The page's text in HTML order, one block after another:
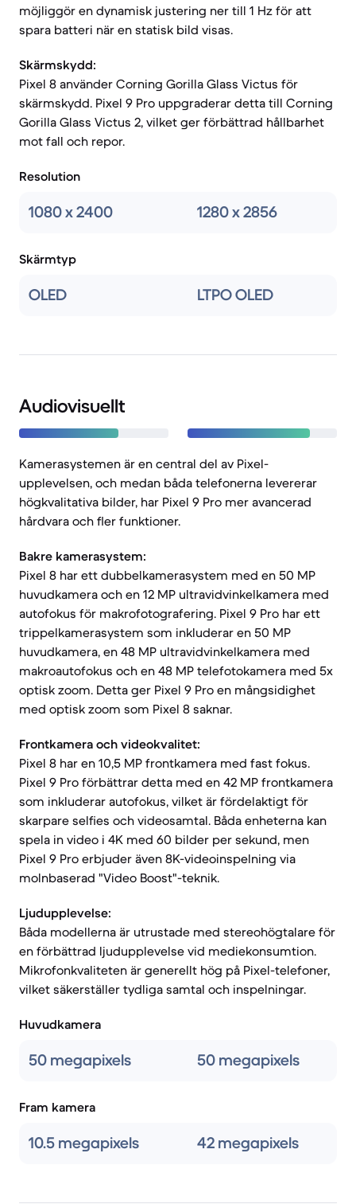
möjliggör en dynamisk justering ner till 1 Hz för att
spara batteri när en statisk bild visas.
Skärmskydd:
Pixel 8 använder Corning Gorilla Glass Victus för
skärmskydd. Pixel 9 Pro uppgraderar detta till Corning
Gorilla Glass Victus 2, vilket ger förbättrad hållbarhet
mot fall och repor.
Resolution
1080 x 2400 1280 x 2856
Skärmtyp
OLED LTPO OLED
Audiovisuellt
Kamerasystemen är en central del av Pixel-
upplevelsen, och medan båda telefonerna levererar
högkvalitativa bilder, har Pixel 9 Pro mer avancerad
hårdvara och fler funktioner.
Bakre kamerasystem:
Pixel 8 har ett dubbelkamerasystem med en 50 MP
huvudkamera och en 12 MP ultravidvinkelkamera med
autofokus för makrofotografering. Pixel 9 Pro har ett
trippelkamerasystem som inkluderar en 50 MP
huvudkamera, en 48 MP ultravidvinkelkamera med
makroautofokus och en 48 MP telefotokamera med 5x
optisk zoom. Detta ger Pixel 9 Pro en mångsidighet
med optisk zoom som Pixel 8 saknar.
Frontkamera och videokvalitet:
Pixel 8 har en 10,5 MP frontkamera med fast fokus.
Pixel 9 Pro förbättrar detta med en 42 MP frontkamera
som inkluderar autofokus, vilket är fördelaktigt för
skarpare selfies och videosamtal. Båda enheterna kan
spela in video i 4K med 60 bilder per sekund, men
Pixel 9 Pro erbjuder även 8K-videoinspelning via
molnbaserad "Video Boost"-teknik.
Ljudupplevelse:
Båda modellerna är utrustade med stereohögtalare för
en förbättrad ljudupplevelse vid mediekonsumtion.
Mikrofonkvaliteten är generellt hög på Pixel-telefoner,
vilket säkerställer tydliga samtal och inspelningar.
Huvudkamera
50 megapixels 50 megapixels
Fram kamera
10.5 megapixels 42 megapixels